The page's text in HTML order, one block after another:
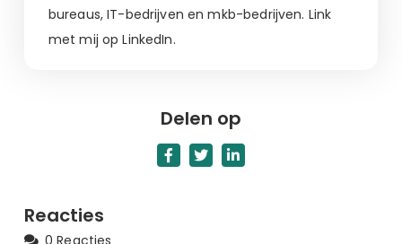
bureaus, IT-bedrijven en mkb-bedrijven. Link
met mij op LinkedIn.
Delen op
Reacties